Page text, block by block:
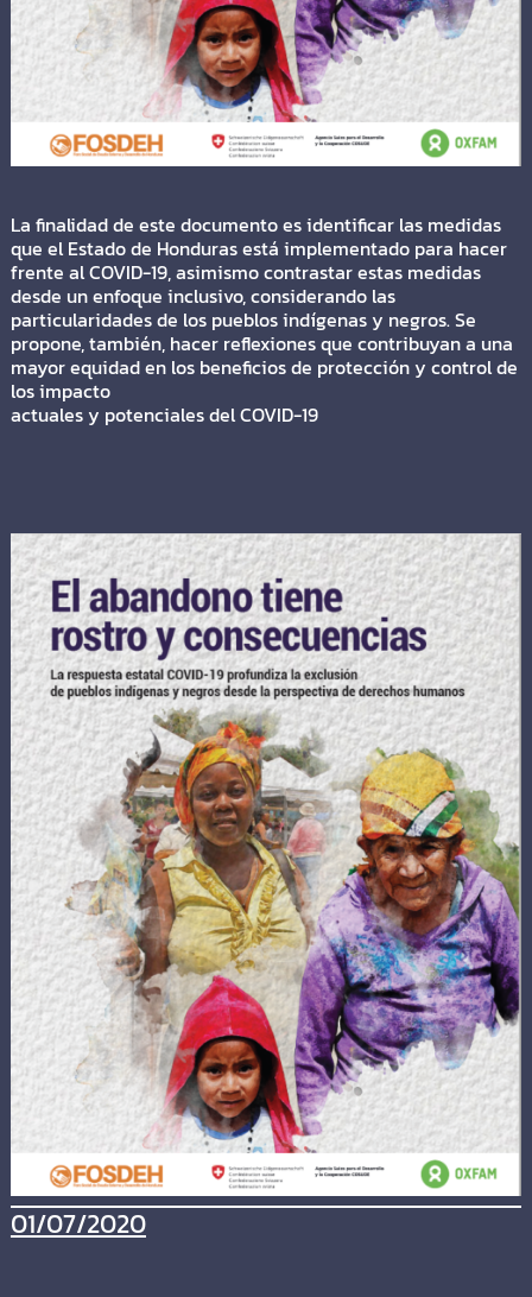
La finalidad de este documento es identificar las medidas
que el Estado de Honduras está implementado para hacer
frente al COVID-19, asimismo contrastar estas medidas
desde un enfoque inclusivo, considerando las
particularidades de los pueblos indígenas y negros. Se
propone, también, hacer reflexiones que contribuyan a una
mayor equidad en los beneficios de protección y control de
los impacto
actuales y potenciales del COVID-19
01/07/2020